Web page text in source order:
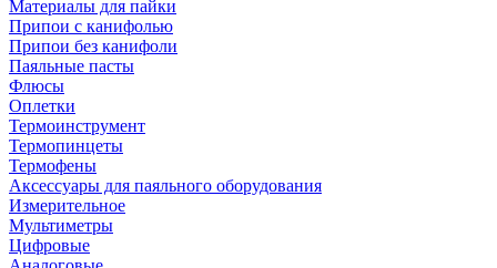
Материалы для пайки
Припои с канифолью
Припои без канифоли
Паяльные пасты
Флюсы
Оплетки
Термоинструмент
Термопинцеты
Термофены
Аксессуары для паяльного оборудования
Измерительное
Мультиметры
Цифровые